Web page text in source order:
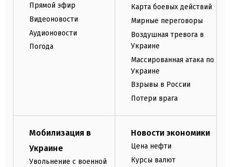
Прямой эфир
Видеоновости
Аудионовости
Погода
Карта боевых действий
Мирные переговоры
Воздушная тревога в
Украине
Массированная атака по
Украине
Взрывы в России
Потери врага
Мобилизация в
Украине
Увольнение с военной
Новости экономики
Цена нефти
Курсы валют